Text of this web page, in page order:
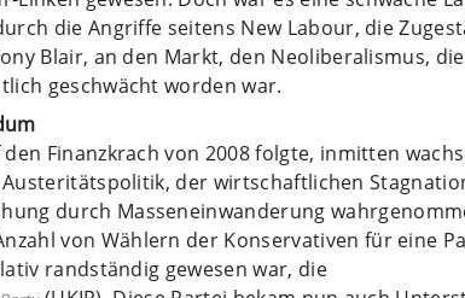
die Angriffe seitens New Labour, die
Blair, an den Markt, den Neoliberalismus,
geschwächt worden war.
Finanzkrach von 2008 folgte, inmitten
der wirtschaftlichen
durch Masseneinwanderung
von Wählern der Konservativen für eine
randständig gewesen war, die